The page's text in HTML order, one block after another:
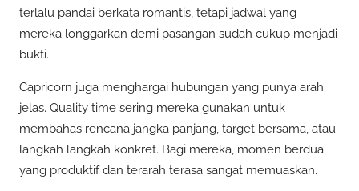
terlalu pandai berkata romantis, tetapi jadwal yang
mereka longgarkan demi pasangan sudah cukup menjadi
bukti.
Capricorn juga menghargai hubungan yang punya arah
jelas. Quality time sering mereka gunakan untuk
membahas rencana jangka panjang, target bersama, atau
langkah langkah konkret. Bagi mereka, momen berdua
yang produktif dan terarah terasa sangat memuaskan.